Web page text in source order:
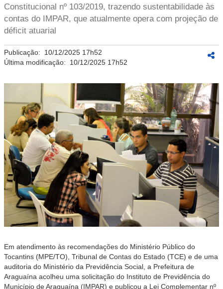
Constitucional nº 103/2019, trazendo sustentabilidade às
contas do IMPAR, que atualmente opera com projeção de
déficit atuarial
Publicação: 10/12/2025 17h52
Última modificação: 10/12/2025 17h52
Em atendimento às recomendações do Ministério Público do
Tocantins (MPE/TO), Tribunal de Contas do Estado (TCE) e de uma
auditoria do Ministério da Previdência Social, a Prefeitura de
Araguaína acolheu uma solicitação do Instituto de Previdência do
Município de Araguaína (IMPAR) e publicou a Lei Complementar nº